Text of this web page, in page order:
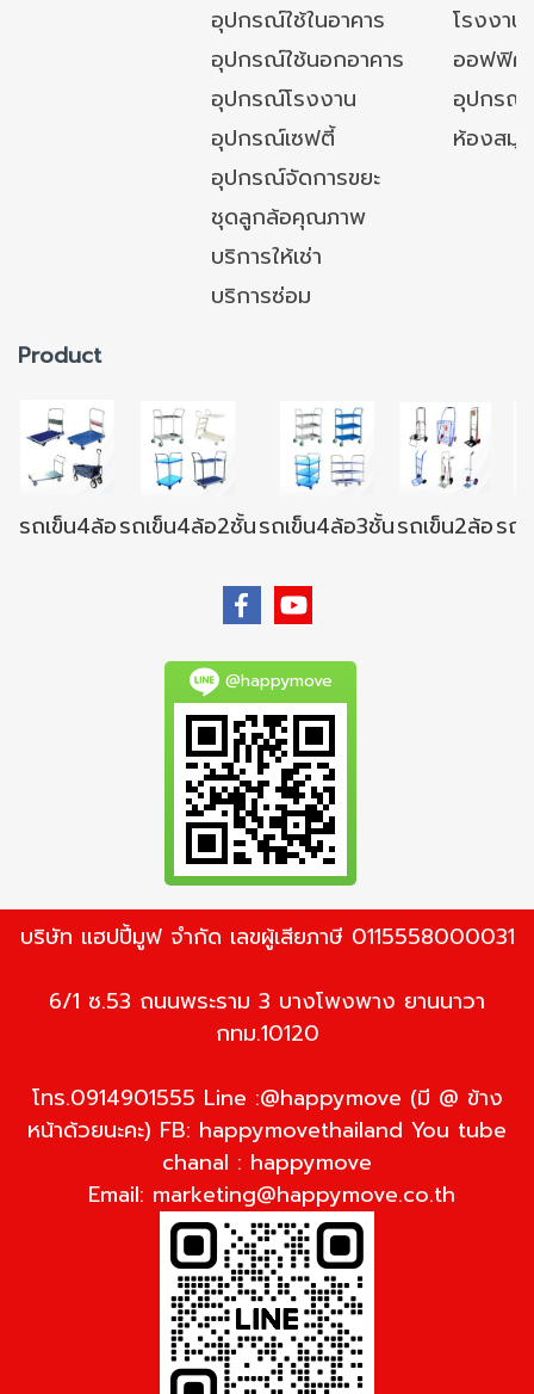
อุปกรณ์ใช้ในอาคาร
โรงงา
อุปกรณ์ใช้นอกอาคาร
ออฟฟิศ/
อุปกรณ์โรงงาน
อุปกรณ์
อุปกรณ์เซฟตี้
ห้องสมุ
อุปกรณ์จัดการขยะ
ชุดลูกล้อคุณภาพ
บริการให้เช่า
บริการซ่อม
Product
รถเข็น4ล้อรถเข็น4ล้อ2ชั้นรถเข็น4ล้อ3ชั้นรถเข็น2ล้อรถ
@happymove
บริษัท แฮปปี้มูฟ จำกัด เลขผู้เสียภาษี 0115558000031
6/1 ซ.53 ถนนพระราม 3 บางโพงพาง ยานนาวา
กทม.10120
โทร.0914901555 Line :@happymove (มี @ ข้าง
หน้าด้วยนะคะ) FB: happymovethailand You tube
chanal : happymove
Email: marketing@happymove.co.th